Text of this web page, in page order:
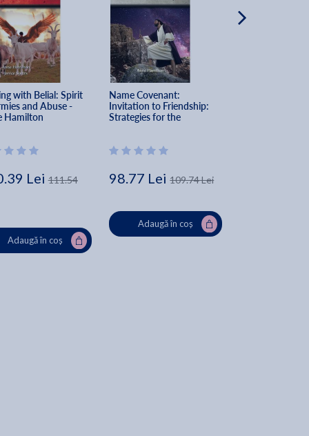
with Belial: Spirit
and Abuse -
Hamilton
Lei 111.54
Adaugă în coș
Name Covenant:
Invitation to Friendship:
Strategies for the
98.77 Lei 109.74 Lei
Adaugă în coș